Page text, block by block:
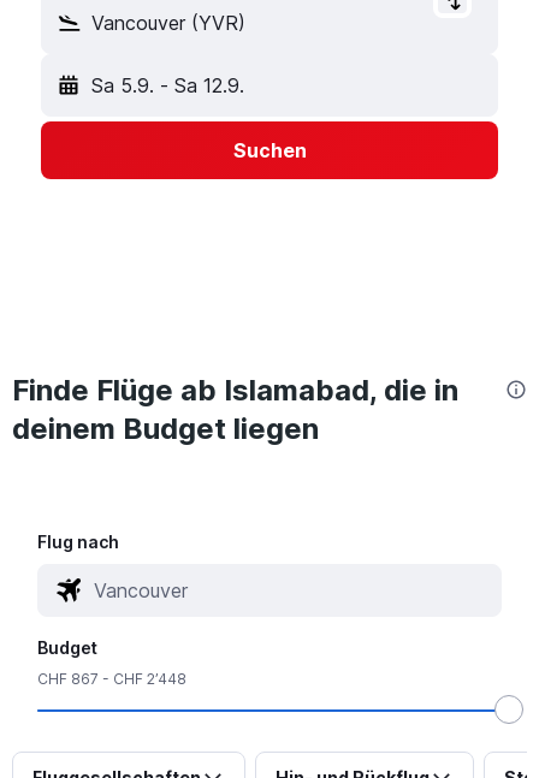
Vancouver (YVR)
Sa 5.9. - Sa 12.9.
Suchen
Finde Flüge ab Islamabad, die in
deinem Budget liegen
Flug nach
Budget
CHF 867 - CHF 2’448